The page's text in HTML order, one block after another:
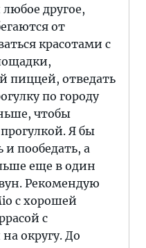
другое,
от
красотами с
пиццей, отведать
по городу
чтобы
Я бы
и пообедать, а
еще в один
Рекомендую
с хорошей
с
округу. До